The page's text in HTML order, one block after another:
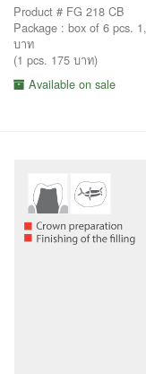
Product # FG 218 CB
Package : box of 6 pcs.
บาท
(1 pcs. 175 บาท)
Available on sale